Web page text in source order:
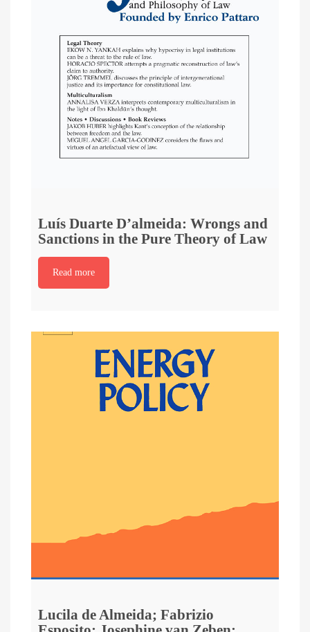
Luís Duarte D’almeida: Wrongs and
Sanctions in the Pure Theory of Law
Read more
Lucila de Almeida; Fabrizio